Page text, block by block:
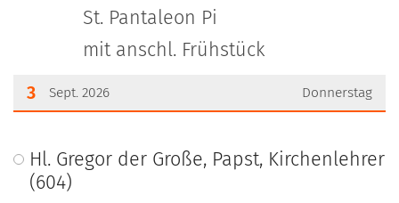
St. Pantaleon Pi
mit anschl. Frühstück
Donnerstag
3 Sept. 2026
???msg.page.sr.date??? 3. September 2026
Hl. Gregor der Große, Papst, Kirchenlehrer
(604)